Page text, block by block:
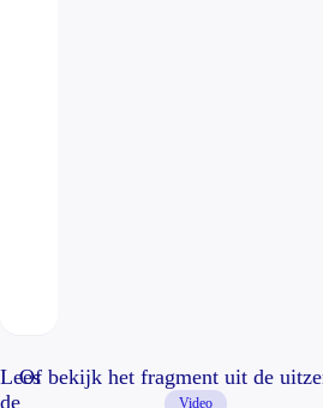
Lees
de
Of bekijk het fragment uit de
Video